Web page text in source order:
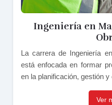
Ingeniería en
La carrera de Ingeniería
está enfocada en formar
en la planificación, gestión
Ver